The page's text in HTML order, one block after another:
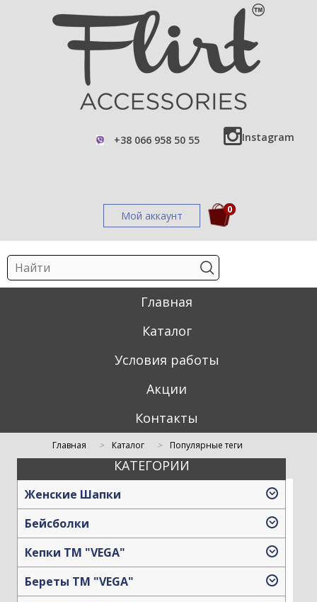
Мой аккаунт
+38 066 958 50 55 Instagram
0
Главная
Каталог
Условия работы
Акции
Контакты
Главная Каталог Популярные теги
Кепи синиеКАТЕГОРИИ
Женские Шапки
Бейсболки
Кепки TM "VEGA"
Береты TM "VEGA"